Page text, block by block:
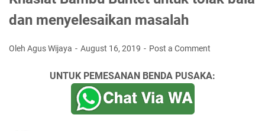
dan menyelesaikan masalah
Oleh Agus Wijaya August 16, 2019 Post a Comment
UNTUK PEMESANAN BENDA PUSAKA: